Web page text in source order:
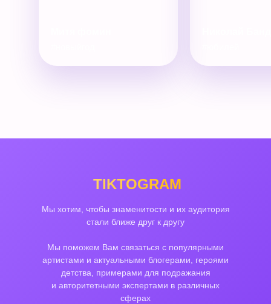
Мы хотим, чтобы знаменитости и их аудитория
стали ближе друг к другу
Мы поможем Вам связаться с популярными
артистами и актуальными блогерами, героями
детства, примерами для подражания
и авторитетными экспертами в различных
сферах
TIKTOGRAM